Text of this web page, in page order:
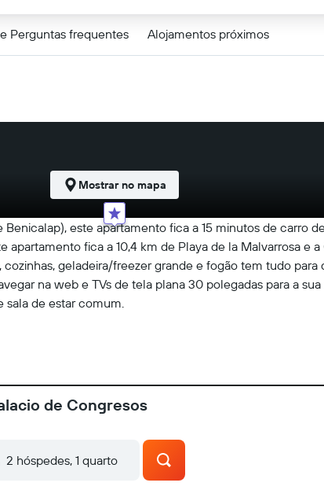
Perguntas frequentes Alojamentos próximos
este apartamento fica a 15 minutos de carro
apartamento fica a 10,4 km de Playa de la Malvarrosa e
geladeira/freezer grande e fogão tem tudo
na web e TVs de tela plana 30 polegadas para a
sala de estar comum.
Mostrar no mapa
de Congresos
2 hóspedes, 1 quarto